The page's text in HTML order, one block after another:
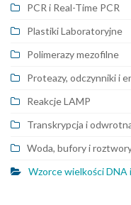
PCR i Real-Time PCR
Plastiki Laboratoryjne
Polimerazy mezofilne
Proteazy, odczynniki i
Reakcje LAMP
Transkrypcja i
Woda, bufory i
Wzorce wielkości DNA